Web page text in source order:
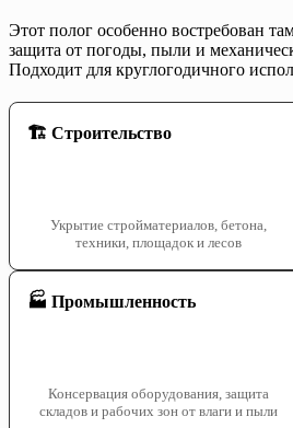
Этот полог особенно востребован
защита от погоды, пыли и
Подходит для круглогодичного
🏗️ Строительство
Укрытие стройматериалов, бетона,
техники, площадок и лесов
🏭 Промышленность
Консервация оборудования, защита
складов и рабочих зон от влаги и пыли